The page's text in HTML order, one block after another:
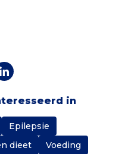
in
Epilepsie
dieet Voeding